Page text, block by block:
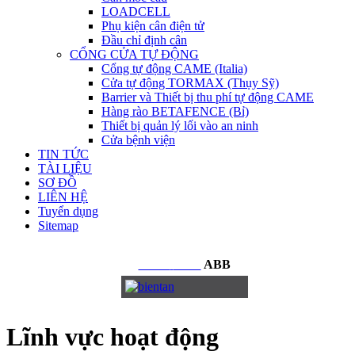
LOADCELL
Phụ kiện cân điện tử
Đầu chỉ định cân
CỔNG CỬA TỰ ĐỘNG
Cổng tự động CAME (Italia)
Cửa tự động TORMAX (Thụy Sỹ)
Barrier và Thiết bị thu phí tự động CAME
Hàng rào BETAFENCE (Bỉ)
Thiết bị quản lý lối vào an ninh
Cửa bệnh viện
TIN TỨC
TÀI LIỆU
SƠ ĐỒ
LIÊN HỆ
Tuyển dụng
Sitemap
ABB
Lĩnh vực hoạt động